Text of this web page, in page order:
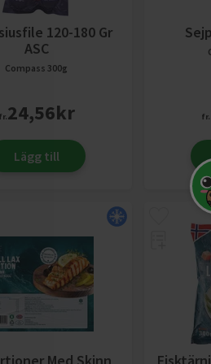
120-180 Gr
ASC
Compass 300g
fr.24,56kr
Lägg till
fr.